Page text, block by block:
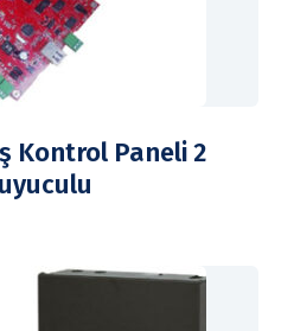
Kontrol Paneli 2